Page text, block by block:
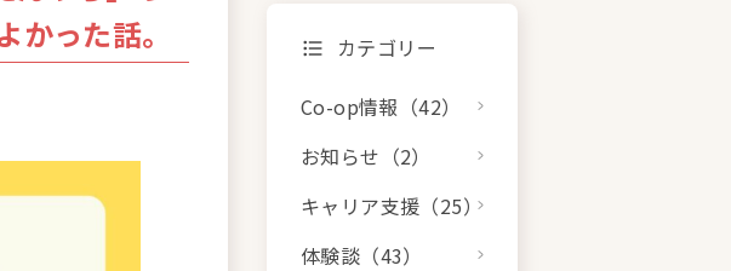
った話。
カテゴリー
Co-op情報（42）
お知らせ（2）
キャリア支援（25）
体験談（43）